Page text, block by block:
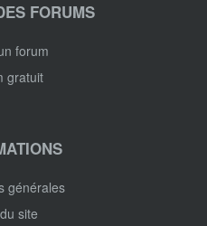
FORUMS
forum
gratuit
générales
site